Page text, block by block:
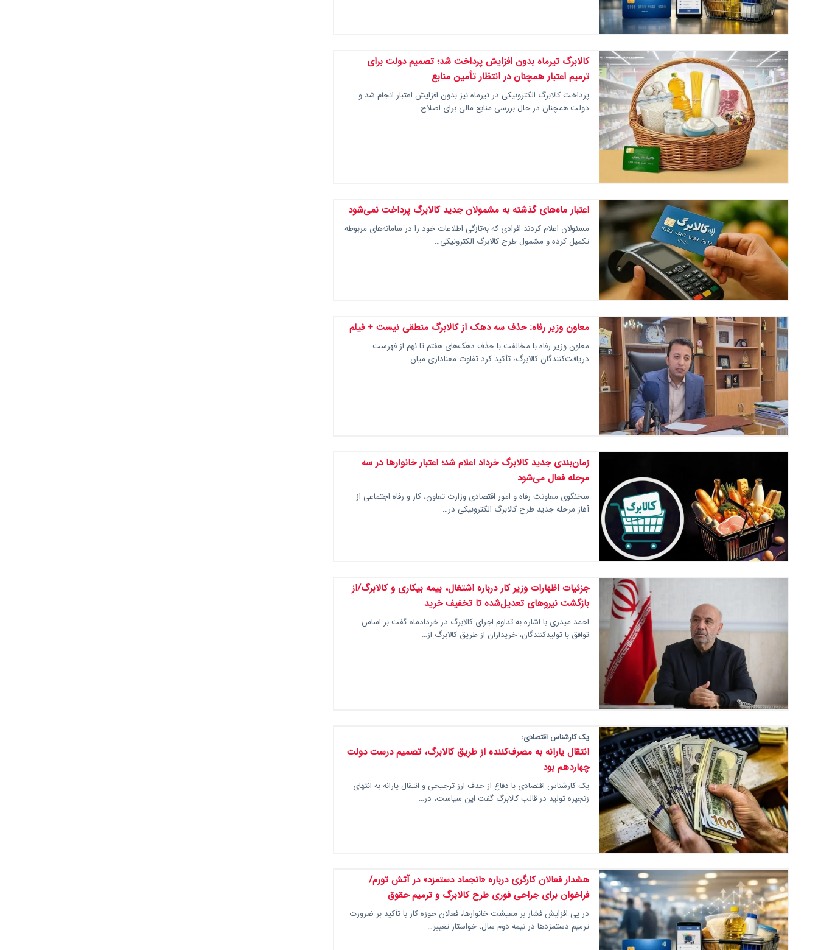
کالابرگ تیرماه بدون افزایش پرداخت شد؛ تصمیم دولت برای
ترمیم اعتبار همچنان در انتظار تأمین منابع
پرداخت کالابرگ الکترونیکی در تیرماه نیز بدون افزایش اعتبار انجام شد و
دولت همچنان در حال بررسی منابع مالی برای اصلاح…
اعتبار ماه‌های گذشته به مشمولان جدید کالابرگ پرداخت نمی‌شود
مسئولان اعلام کردند افرادی که به‌تازگی اطلاعات خود را در سامانه‌های مربوطه
تکمیل کرده و مشمول طرح کالابرگ الکترونیکی…
معاون وزیر رفاه: حذف سه دهک از کالابرگ منطقی نیست + فیلم
معاون وزیر رفاه با مخالفت با حذف دهک‌های هفتم تا نهم از فهرست
دریافت‌کنندگان کالابرگ، تأکید کرد تفاوت معناداری میان…
زمان‌بندی جدید کالابرگ خرداد اعلام شد؛ اعتبار خانوارها در سه
مرحله فعال می‌شود
سخنگوی معاونت رفاه و امور اقتصادی وزارت تعاون، کار و رفاه اجتماعی از
آغاز مرحله جدید طرح کالابرگ الکترونیکی در…
جزئیات اظهارات وزیر کار درباره اشتغال، بیمه بیکاری و کالابرگ/از
بازگشت نیروهای تعدیل‌شده تا تخفیف خرید
احمد میدری با اشاره به تداوم اجرای کالابرگ در خردادماه گفت بر اساس
توافق با تولیدکنندگان، خریداران از طریق کالابرگ از…
یک کارشناس اقتصادی؛
انتقال یارانه به مصرف‌کننده از طریق کالابرگ، تصمیم درست دولت
چهاردهم بود
یک کارشناس اقتصادی با دفاع از حذف ارز ترجیحی و انتقال یارانه به انتهای
زنجیره تولید در قالب کالابرگ گفت این سیاست، در…
هشدار فعالان کارگری درباره «انجماد دستمزد» در آتش تورم/
فراخوان برای جراحی فوری طرح کالابرگ و ترمیم حقوق
در پی افزایش فشار بر معیشت خانوارها، فعالان حوزه کار با تأکید بر ضرورت
ترمیم دستمزدها در نیمه دوم سال، خواستار تغییر…